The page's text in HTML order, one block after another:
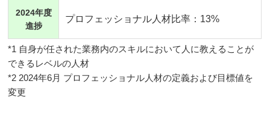
2024年度
進捗
プロフェッショナル人材比率：13%
*1 自身が任された業務内のスキルにおいて人に教えることが
できるレベルの人材
*2 2024年6月 プロフェッショナル人材の定義および目標値を
変更